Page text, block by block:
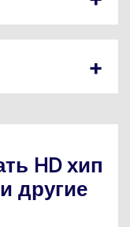
HD хип
другие